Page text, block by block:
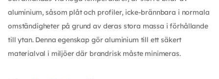
aluminium, såsom plåt och profiler, icke-brännbara i normala
omständigheter på grund av deras stora massa i förhållande
till ytan. Denna egenskap gör aluminium till ett säkert
materialval i miljöer där brandrisk måste minimeras.